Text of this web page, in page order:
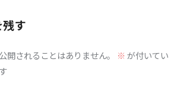
残す
開されることはありません。 ※が付いてい